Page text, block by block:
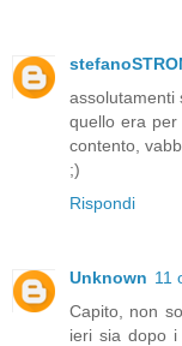
assolutamenti
quello era
contento,
;)
Rispondi
Unknown 11
Capito, non
ieri sia dopo